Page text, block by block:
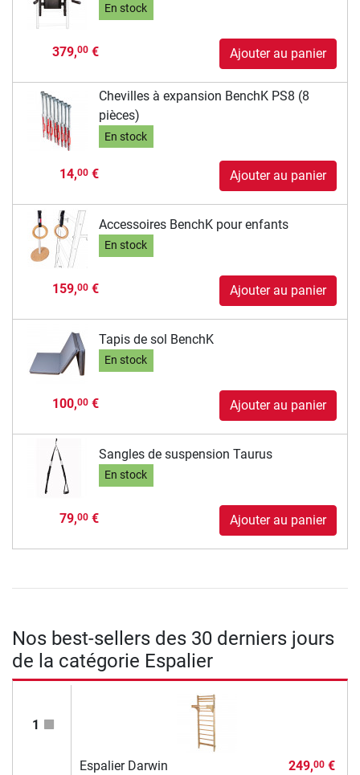
En stock
379,00€ Ajouter au panier
Chevilles à expansion BenchK PS8 (8
pièces)
En stock
14,00€ Ajouter au panier
Accessoires BenchK pour enfants
En stock
159,00€ Ajouter au panier
Tapis de sol BenchK
En stock
100,00€ Ajouter au panier
Sangles de suspension Taurus
En stock
79,00€ Ajouter au panier
Nos best-sellers des 30 derniers jours
de la catégorie Espalier
1
Espalier Darwin 249,00€